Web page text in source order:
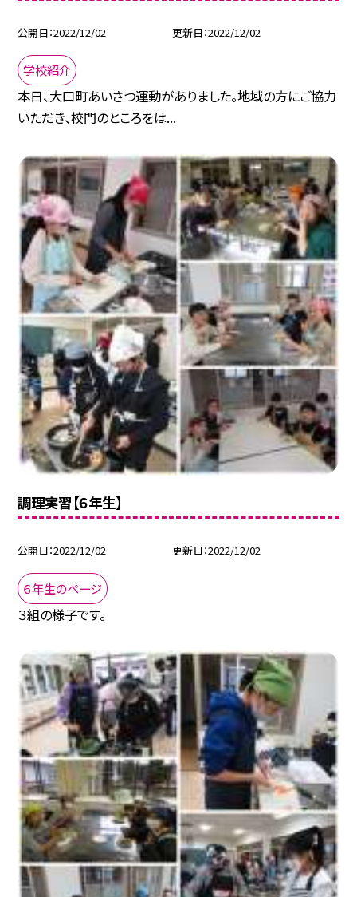
公開日 2022/12/02 更新日 2022/12/02
学校紹介
本日、大口町あいさつ運動がありました。地域の方にご協力
いただき、校門のところをは...
調理実習【６年生】
公開日 2022/12/02 更新日 2022/12/02
６年生のページ
３組の様子です。